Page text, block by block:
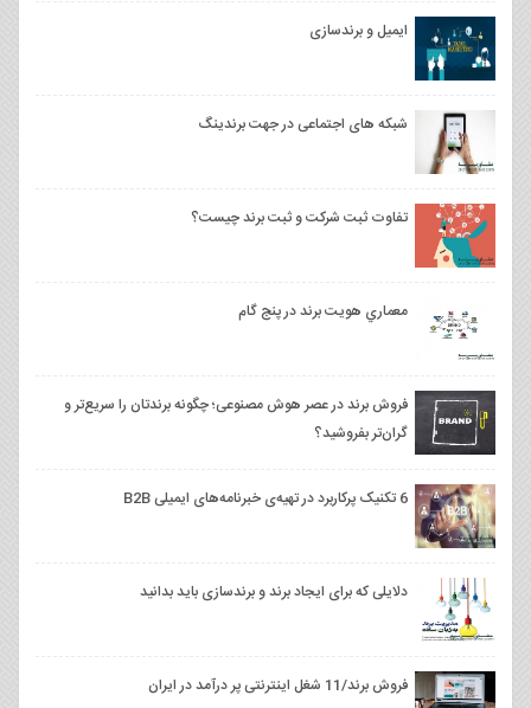
ایمیل و برندسازی
شبکه های اجتماعی در جهت برندینگ
تفاوت ثبت شرکت و ثبت برند چیست؟
معماري هويت برند در پنج گام
فروش برند در عصر هوش مصنوعی؛ چگونه برندتان را سریع‌تر و
گران‌تر بفروشید؟
6 تکنیک پرکاربرد در تهیه‌ی خبرنامه‌های ایمیلی B2B
دلایلی که برای ایجاد برند و برندسازی باید بدانید
فروش برند/11 شغل اینترنتی پر درآمد در ایران